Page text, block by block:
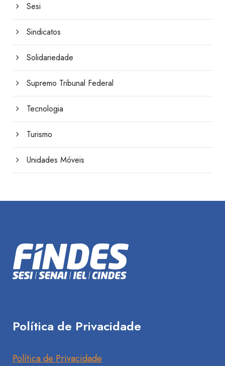
Sesi
Sindicatos
Solidariedade
Supremo Tribunal Federal
Tecnologia
Turismo
Unidades Móveis
Política de Privacidade
Política de Privacidade